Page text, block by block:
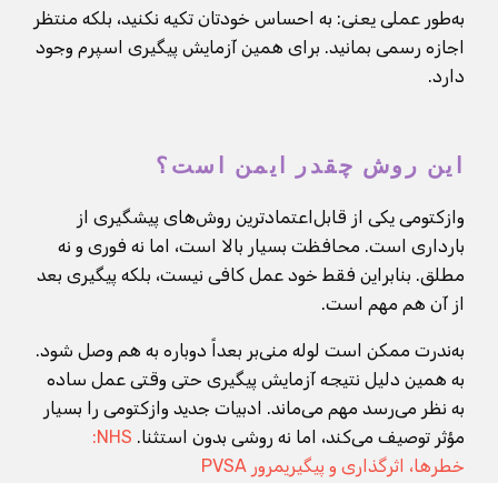
به‌طور عملی یعنی: به احساس خودتان تکیه نکنید، بلکه منتظر
اجازه رسمی بمانید. برای همین آزمایش پیگیری اسپرم وجود
دارد.
این روش چقدر ایمن است؟
وازکتومی یکی از قابل‌اعتمادترین روش‌های پیشگیری از
بارداری است. محافظت بسیار بالا است، اما نه فوری و نه
مطلق. بنابراین فقط خود عمل کافی نیست، بلکه پیگیری بعد
از آن هم مهم است.
به‌ندرت ممکن است لوله منی‌بر بعداً دوباره به هم وصل شود.
به همین دلیل نتیجه آزمایش پیگیری حتی وقتی عمل ساده
به نظر می‌رسد مهم می‌ماند. ادبیات جدید وازکتومی را بسیار
مؤثر توصیف می‌کند، اما نه روشی بدون استثنا.
NHS:
خطرها، اثرگذاری و پیگیریمرور PVSA